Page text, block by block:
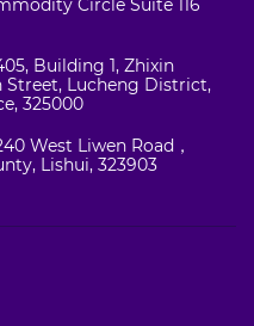
Circle Suite 116
Building 1, Zhixin
Street, Lucheng District,
325000
West Liwen Road，
Lishui, 323903